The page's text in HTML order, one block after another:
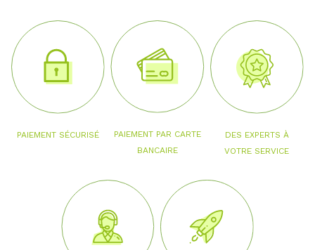
PAIEMENT SÉCURISÉ
PAIEMENT PAR CARTE
BANCAIRE
DES EXPERTS À
VOTRE SERVICE